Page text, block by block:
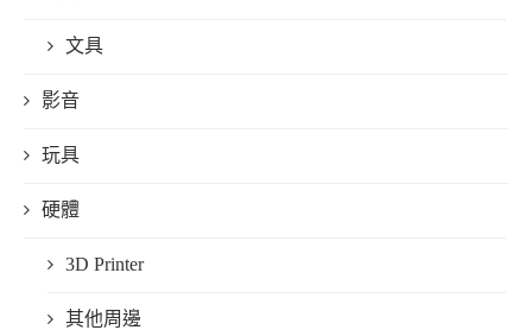
文具
影音
玩具
硬體
3D Printer
其他周邊